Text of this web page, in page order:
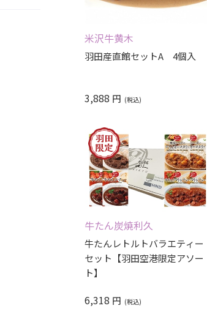
米沢牛黄木
羽田産直館セットA 4個入
3,888 円
牛たん炭焼利久
牛たんレトルトバラエティー
セット【羽田空港限定アソー
ト】
6,318 円